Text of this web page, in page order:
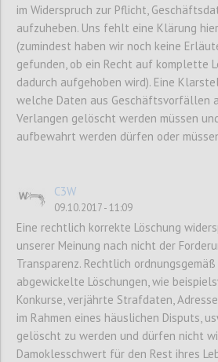
im Auftrag des BM für
und Technologie
im Widerspruch zur Pflicht,
aufzuheben. Uns fehlt eine Klärung
(zumindest haben wir noch keine
gefunden, ob ein Recht auf komplette
dadurch aufgehoben wird). Eine
welche Daten aus Geschäftsvorfällen
Verlangen gelöscht werden müssen
aufbewahrt werden dürfen oder
C3W
09.10.2017 - 11:09
Eine rechtlich korrekte Löschung
unserer Meinung nach nicht der
Transparenz. Rechtlich ordnungsgemäß
abgewickelte Löschungen, wie
Konkurse, verjährte Strafdaten,
im Rahmen eines häuslichen Disputs,
gelöscht zu werden und dürfen nicht
Damoklesschwert für den Rest ihres